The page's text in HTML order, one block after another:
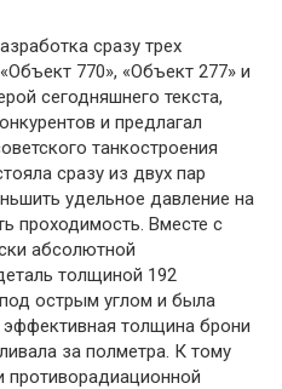
сразу трех
770», «Объект 277» и
сегодняшнего текста,
и предлагал
танкостроения
сразу из двух пар
удельное давление на
проходимость. Вместе с
абсолютной
толщиной 192
острым углом и была
эффективная толщина брони
за полметра. К тому
противорадиационной